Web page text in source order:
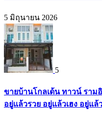
5 มิถุนายน 2026
5
ขายบ้านโกลเด้น ทาวน์ รา
อยู่แล้วรวย อยู่แล้วเฮง อยู่แล้